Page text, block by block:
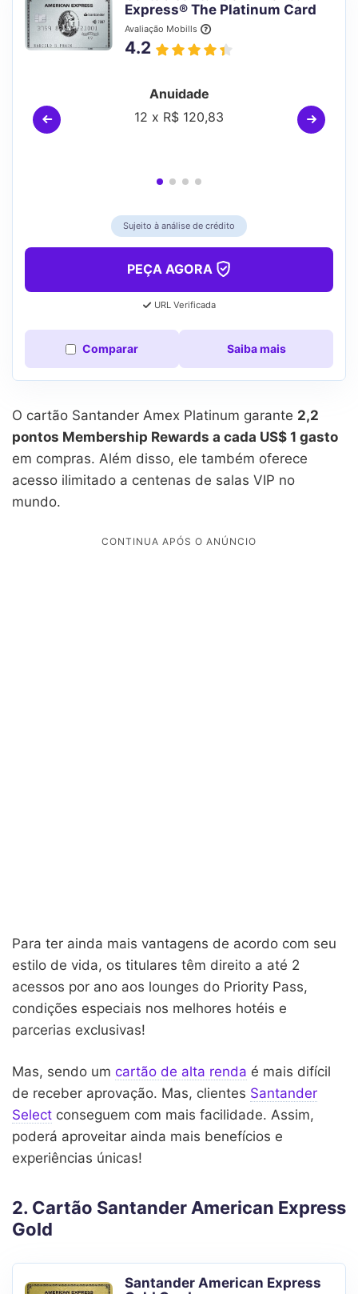
Express® The Platinum Card
Avaliação Mobills
4.2
Anuidade
12 x R$ 120,83
Sujeito à análise de crédito
PEÇA AGORA
URL Verificada
Comparar Saiba mais
O cartão Santander Amex Platinum garante 2,2
pontos Membership Rewards a cada US$ 1 gasto
em compras. Além disso, ele também oferece
acesso ilimitado a centenas de salas VIP no
mundo.
Para ter ainda mais vantagens de acordo com seu
estilo de vida, os titulares têm direito a até 2
acessos por ano aos lounges do Priority Pass,
condições especiais nos melhores hotéis e
parcerias exclusivas!
Mas, sendo um cartão de alta renda é mais difícil
de receber aprovação. Mas, clientes Santander
Select conseguem com mais facilidade. Assim,
poderá aproveitar ainda mais benefícios e
experiências únicas!
2. Cartão Santander American Express
Gold
Santander American Express